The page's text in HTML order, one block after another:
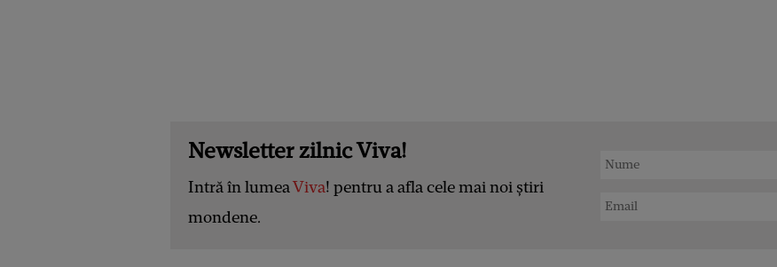
Newsletter zilnic Viva!
Intră în lumeaViva! pentru a afla cele mai noi știri
mondene.